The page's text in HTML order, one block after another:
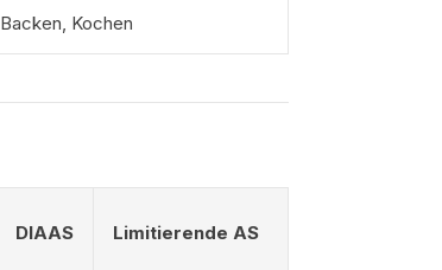
Backen, Kochen
DIAAS Limitierende AS